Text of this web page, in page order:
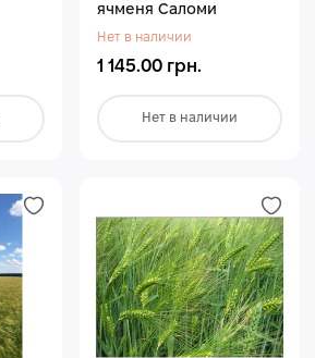
ячменя Саломи
Нет в наличии
1 145.00 грн.
Нет в наличии